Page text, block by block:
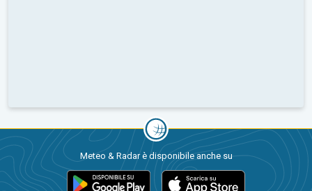
Meteo & Radar è disponibile anche su